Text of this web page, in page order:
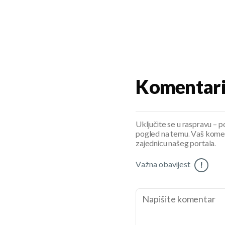
Komentari
Uključite se u raspravu –
pogled na temu. Vaš
zajednicu našeg portala.
Važna obavijest !